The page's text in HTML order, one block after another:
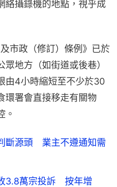
絡攝錄機的地點，視乎成
市政（修訂）條例》已於
地方（如街道或後巷）
由4小時縮短至不少於30
環署會直接移走有關物
。
斷源頭 業主不遵通知需
3.8萬宗投訴 按年增